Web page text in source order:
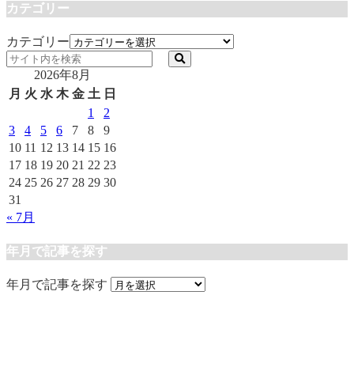
カテゴリー
カテゴリー
2026年8月
月 火 水 木 金 土 日
1
2
3
4 5 6 7 8
9
10 11 12 13 14 15 16
17 18 19 20 21 22 23
24 25 26 27 28 29 30
31
« 7月
年月で記事を探す
年月で記事を探す